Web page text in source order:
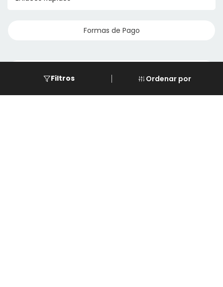
Ordenar por
Filtros
Formas de Pago